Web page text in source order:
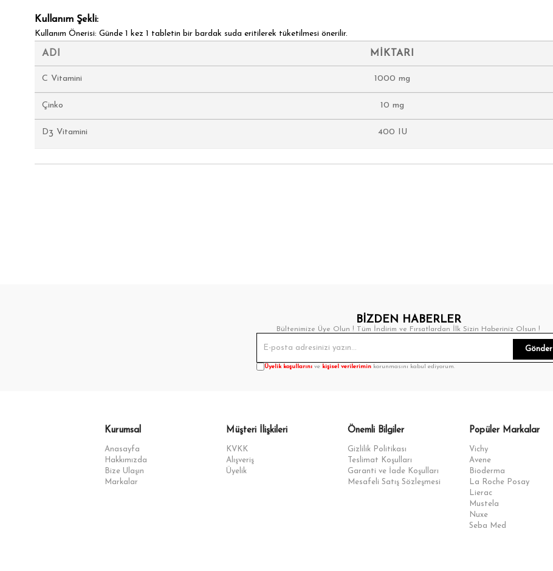
Kullanım Şekli:
Kullanım Önerisi: Günde 1 kez 1 tabletin bir bardak suda eritilerek tüketilmesi önerilir.
ADI MİKTARI
C Vitamini 1000 mg
Çinko 10 mg
D3 Vitamini 400 IU
BİZDEN HABERLER
Bültenimize Üye Olun ! Tüm İndirim ve Fırsatlardan İlk Sizin Haberiniz Olsun !
Gönder
Üyelik koşullarını ve kişisel verilerimin korunmasını kabul ediyorum.
Kurumsal
Anasayfa
Hakkımızda
Bize Ulaşın
Markalar
Müşteri İlişkileri
KVKK
Alışveriş
Üyelik
Önemli Bilgiler
Gizlilik Politikası
Teslimat Koşulları
Garanti ve İade Koşulları
Mesafeli Satış Sözleşmesi
Popüler Markalar
Vichy
Avene
Bioderma
La Roche Posay
Lierac
Mustela
Nuxe
Seba Med